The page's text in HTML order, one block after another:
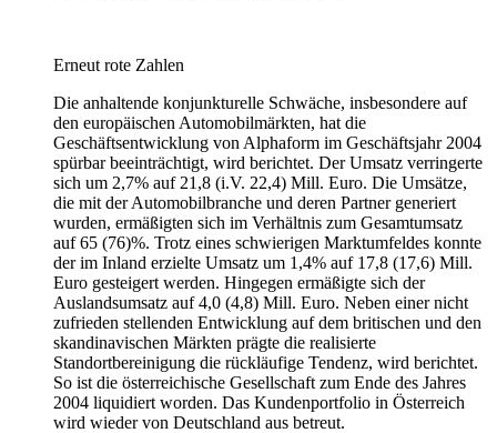
Erneut rote Zahlen
Die anhaltende konjunkturelle Schwäche, insbesondere auf
den europäischen Automobilmärkten, hat die
Geschäftsentwicklung von Alphaform im Geschäftsjahr 2004
spürbar beeinträchtigt, wird berichtet. Der Umsatz verringerte
sich um 2,7% auf 21,8 (i.V. 22,4) Mill. Euro. Die Umsätze,
die mit der Automobilbranche und deren Partner generiert
wurden, ermäßigten sich im Verhältnis zum Gesamtumsatz
auf 65 (76)%. Trotz eines schwierigen Marktumfeldes konnte
der im Inland erzielte Umsatz um 1,4% auf 17,8 (17,6) Mill.
Euro gesteigert werden. Hingegen ermäßigte sich der
Auslandsumsatz auf 4,0 (4,8) Mill. Euro. Neben einer nicht
zufrieden stellenden Entwicklung auf dem britischen und den
skandinavischen Märkten prägte die realisierte
Standortbereinigung die rückläufige Tendenz, wird berichtet.
So ist die österreichische Gesellschaft zum Ende des Jahres
2004 liquidiert worden. Das Kundenportfolio in Österreich
wird wieder von Deutschland aus betreut.